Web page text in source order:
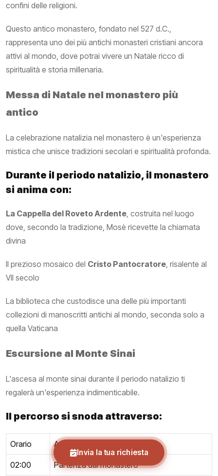
confini delle religioni.
Questo antico monastero, fondato nel 527 d.C.,
rappresenta uno dei più antichi monasteri cristiani ancora
attivi al mondo, dove potrai vivere un Natale ricco di
spiritualità e storia millenaria.
Messa di Natale nel monastero più
antico
La celebrazione natalizia nel monastero è un'esperienza
mistica che unisce tradizioni secolari e spiritualità profonda.
Durante il periodo natalizio, il monastero
si anima con:
La Cappella del Roveto Ardente, costruita nel luogo
dove, secondo la tradizione, Mosè ricevette la chiamata
divina
Il prezioso mosaico del Cristo Pantocratore, risalente al
VII secolo
La biblioteca che custodisce una delle più importanti
collezioni di manoscritti antichi al mondo, seconda solo a
quella Vaticana
Escursione al Monte Sinai
L'ascesa al monte sinai durante il periodo natalizio ti
regalerà un'esperienza indimenticabile.
Il percorso si snoda attraverso:
Orario Attività
02:00 Partenza dal monastero
Invia la tua richiesta